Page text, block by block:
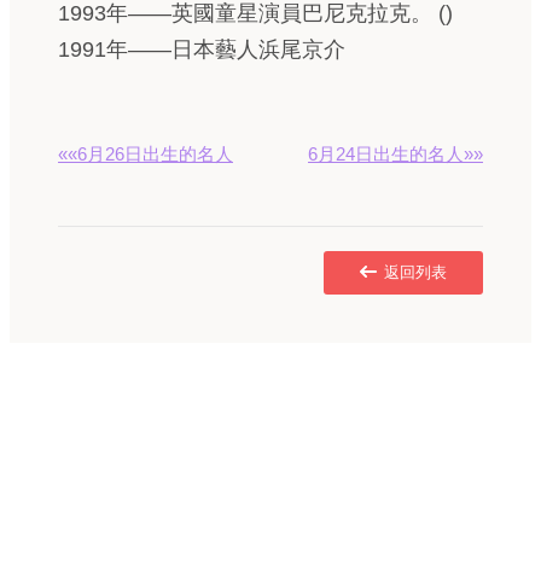
1993年——英國童星演員巴尼克拉克。 ()
1991年——日本藝人浜尾京介
««6月26日出生的名人 6月24日出生的名人»»
返回列表